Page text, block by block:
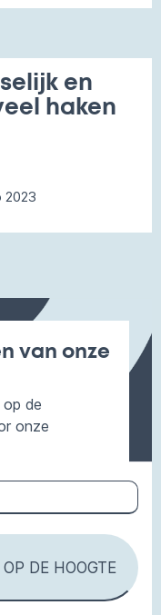
en
haken
2023
van onze
de
onze